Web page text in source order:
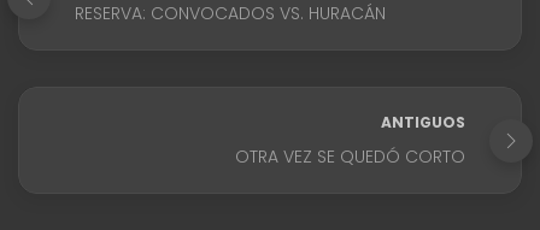
RESERVA: CONVOCADOS VS. HURACÁN
ANTIGUOS
OTRA VEZ SE QUEDÓ CORTO